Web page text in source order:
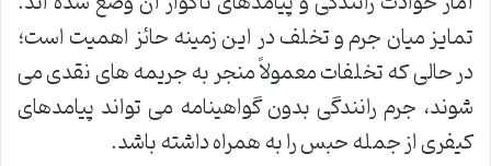
تمایز میان جرم و تخلف در این زمینه حائز اهمیت است؛
در حالی که تخلفات معمولاً منجر به جریمه های نقدی می
شوند، جرم رانندگی بدون گواهینامه می تواند پیامدهای
کیفری از جمله حبس را به همراه داشته باشد.